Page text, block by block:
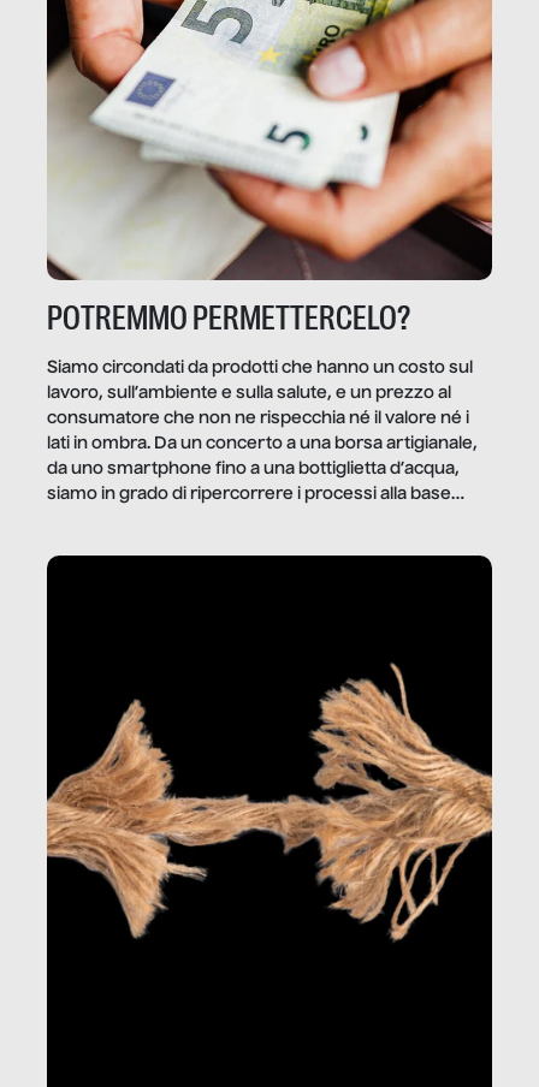
POTREMMO PERMETTERCELO?
Siamo circondati da prodotti che hanno un costo sul
lavoro, sull’ambiente e sulla salute, e un prezzo al
consumatore che non ne rispecchia né il valore né i
lati in ombra. Da un concerto a una borsa artigianale,
da uno smartphone fino a una bottiglietta d’acqua,
siamo in grado di ripercorrere i processi alla base
dietro gli oggetti e i servizi che fanno la nostra vita